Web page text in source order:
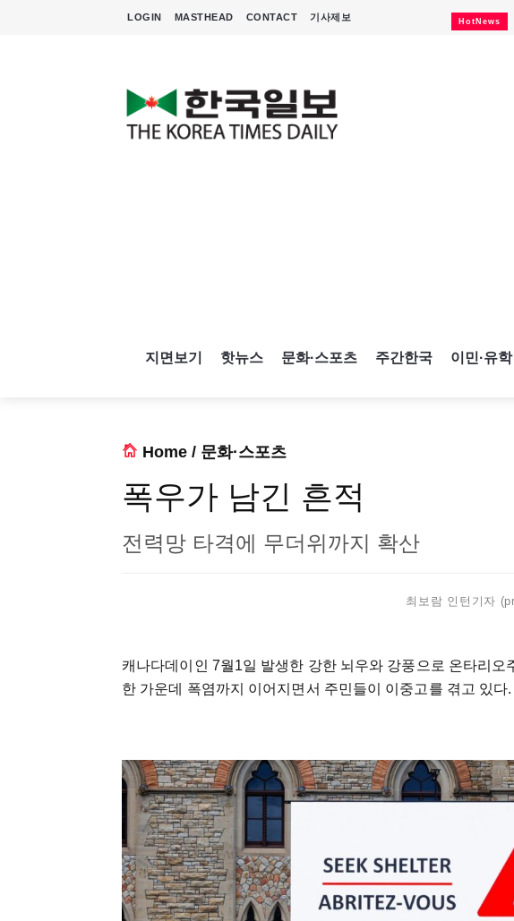
LOGIN MASTHEAD CONTACT 기사제보 HotNews
지면보기 핫뉴스 문화·스포츠 주간한국 이민·유학
Home / 문화·스포츠
폭우가 남긴 흔적
전력망 타격에 무더위까지 확산
최보람 인턴기자
캐나다데이인 7월1일 발생한 강한 뇌우와 강풍으로 온타리오
한 가운데 폭염까지 이어지면서 주민들이 이중고를 겪고 있다.